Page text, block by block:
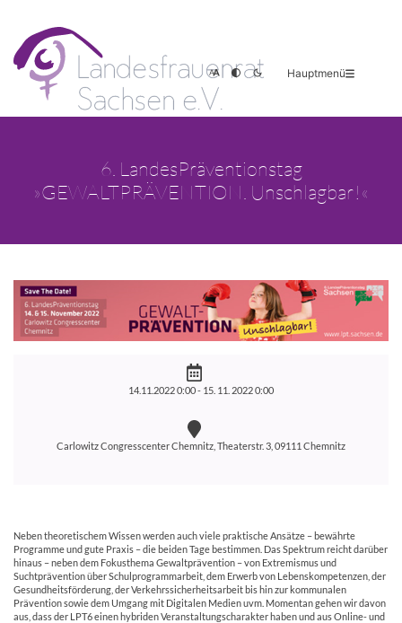
Hauptmenü
6. LandesPräventionstag
»GEWALTPRÄVENTION. Unschlagbar!«
14.11.2022 0:00 - 15. 11. 2022 0:00
Carlowitz Congresscenter Chemnitz, Theaterstr. 3, 09111 Chemnitz
Neben theoretischem Wissen werden auch viele praktische Ansätze – bewährte
Programme und gute Praxis – die beiden Tage bestimmen. Das Spektrum reicht darüber
hinaus – neben dem Fokusthema Gewaltprävention – von Extremismus und
Suchtprävention über Schulprogrammarbeit, dem Erwerb von Lebenskompetenzen, der
Gesundheitsförderung, der Verkehrssicherheitsarbeit bis hin zur kommunalen
Prävention sowie dem Umgang mit Digitalen Medien uvm. Momentan gehen wir davon
aus, dass der LPT6 einen hybriden Veranstaltungscharakter haben und aus Online- und